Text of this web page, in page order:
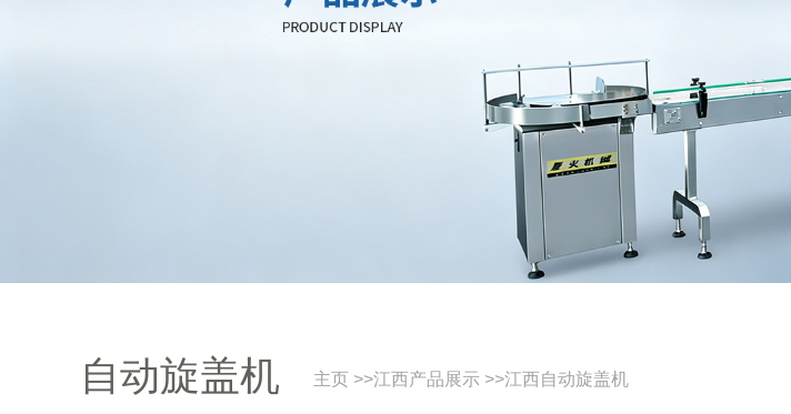
自动旋盖机 主页 >>江西产品展示 >>江西自动旋盖机